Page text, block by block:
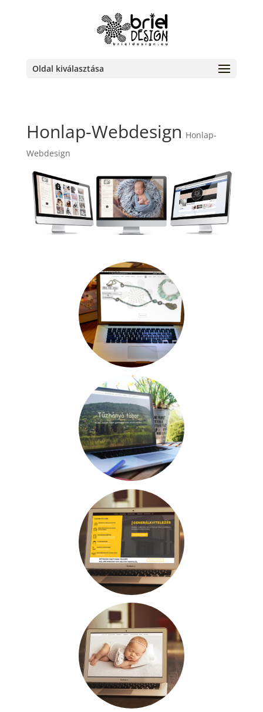
Oldal kiválasztása
Honlap-Webdesign Honlap-
Webdesign